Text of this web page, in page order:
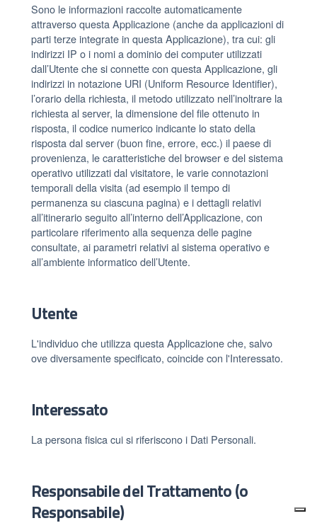
Sono le informazioni raccolte automaticamente
attraverso questa Applicazione (anche da applicazioni di
parti terze integrate in questa Applicazione), tra cui: gli
indirizzi IP o i nomi a dominio dei computer utilizzati
dall’Utente che si connette con questa Applicazione, gli
indirizzi in notazione URI (Uniform Resource Identifier),
l’orario della richiesta, il metodo utilizzato nell’inoltrare la
richiesta al server, la dimensione del file ottenuto in
risposta, il codice numerico indicante lo stato della
risposta dal server (buon fine, errore, ecc.) il paese di
provenienza, le caratteristiche del browser e del sistema
operativo utilizzati dal visitatore, le varie connotazioni
temporali della visita (ad esempio il tempo di
permanenza su ciascuna pagina) e i dettagli relativi
all’itinerario seguito all’interno dell’Applicazione, con
particolare riferimento alla sequenza delle pagine
consultate, ai parametri relativi al sistema operativo e
all’ambiente informatico dell’Utente.
Utente
L'individuo che utilizza questa Applicazione che, salvo
ove diversamente specificato, coincide con l'Interessato.
Interessato
La persona fisica cui si riferiscono i Dati Personali.
Responsabile del Trattamento (o
Responsabile)